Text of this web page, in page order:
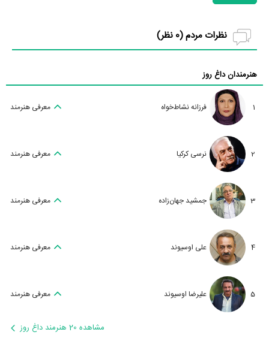
نظرات مردم (0 نظر)
هنرمندان داغ روز
1 فرزانه نشاط‌خواه معرفی هنرمند
2 نرسی کرکیا معرفی هنرمند
3 جمشید جهان‌زاده معرفی هنرمند
4 علی اوسیوند معرفی هنرمند
5 علیرضا اوسیوند معرفی هنرمند
مشاهده 20 هنرمند داغ روز